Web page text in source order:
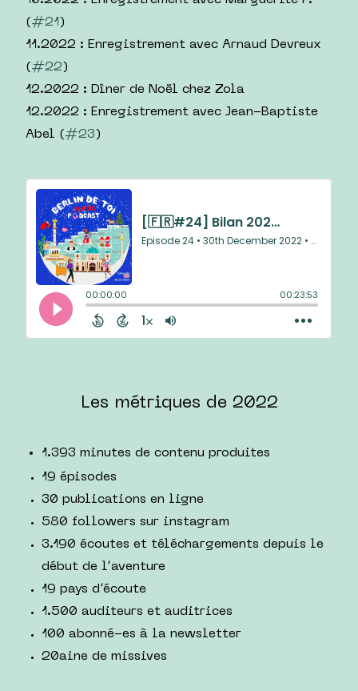
(#21 )
11.2022 : Enregistrement avec Arnaud Devreux
(#22)
12.2022 : Dîner de Noël chez Zola
12.2022 : Enregistrement avec Jean-Baptiste
Abel (#23)
Les métriques de 2022
1.393 minutes de contenu produites
19 épisodes
30 publications en ligne
580 followers sur instagram
3.190 écoutes et téléchargements depuis le
début de l’aventure
19 pays d’écoute
1.500 auditeurs et auditrices
100 abonné-es à la newsletter
20aine de missives